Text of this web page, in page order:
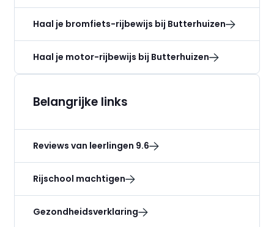
Haal je bromfiets-rijbewijs bij Butterhuizen
Haal je motor-rijbewijs bij Butterhuizen
Belangrijke links
Reviews van leerlingen 9.6
Rijschool machtigen
Gezondheidsverklaring